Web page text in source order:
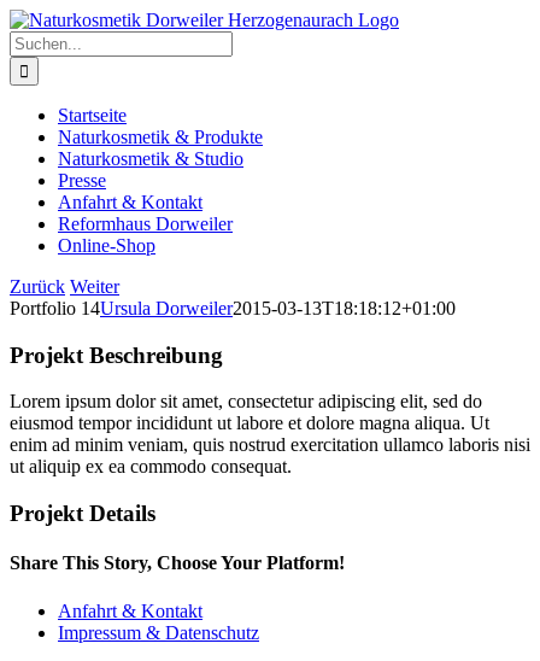
Zum
Inhalt
springen
Suche
nach:
Startseite
Naturkosmetik & Produkte
Naturkosmetik & Studio
Presse
Anfahrt & Kontakt
Reformhaus Dorweiler
Online-Shop
Zurück Weiter
Portfolio 14Ursula Dorweiler2015-03-13T18:18:12+01:00
Projekt Beschreibung
Lorem ipsum dolor sit amet, consectetur adipiscing elit, sed do
eiusmod tempor incididunt ut labore et dolore magna aliqua. Ut
enim ad minim veniam, quis nostrud exercitation ullamco laboris nisi
ut aliquip ex ea commodo consequat.
Projekt Details
Share This Story, Choose Your Platform!
Facebook
Reddit
LinkedIn
PinterestAnfahrt & Kontakt
Impressum & Datenschutz